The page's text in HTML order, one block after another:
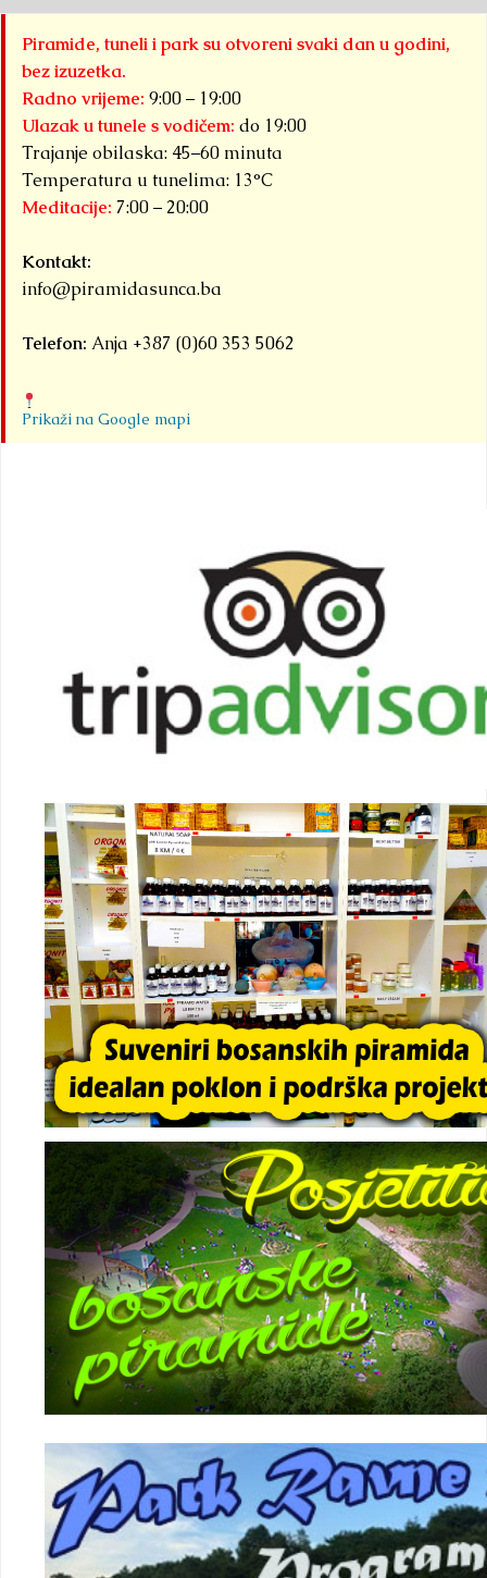
Piramide, tuneli i park su otvoreni svaki dan u godini,
bez izuzetka.
Radno vrijeme: 9:00 – 19:00
Ulazak u tunele s vodičem: do 19:00
Trajanje obilaska: 45–60 minuta
Temperatura u tunelima: 13°C
Meditacije: 7:00 – 20:00
Kontakt:
info@piramidasunca.ba
Telefon: Anja +387 (0)60 353 5062
Prikaži na Google mapi